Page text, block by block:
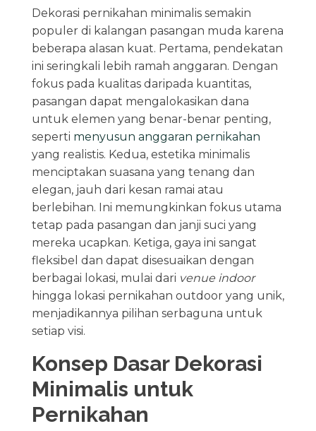
Dekorasi pernikahan minimalis semakin
populer di kalangan pasangan muda karena
beberapa alasan kuat. Pertama, pendekatan
ini seringkali lebih ramah anggaran. Dengan
fokus pada kualitas daripada kuantitas,
pasangan dapat mengalokasikan dana
untuk elemen yang benar-benar penting,
seperti menyusun anggaran pernikahan
yang realistis. Kedua, estetika minimalis
menciptakan suasana yang tenang dan
elegan, jauh dari kesan ramai atau
berlebihan. Ini memungkinkan fokus utama
tetap pada pasangan dan janji suci yang
mereka ucapkan. Ketiga, gaya ini sangat
fleksibel dan dapat disesuaikan dengan
berbagai lokasi, mulai dari venue indoor
hingga lokasi pernikahan outdoor yang unik,
menjadikannya pilihan serbaguna untuk
setiap visi.
Konsep Dasar Dekorasi
Minimalis untuk
Pernikahan